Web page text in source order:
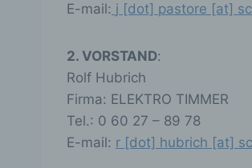
E-mail: j [dot] pastore [at]
2. VORSTAND:
Rolf Hubrich
Firma: ELEKTRO TIMMER
Tel.: 0 60 27 – 89 78
E-mail: r [dot] hubrich [at]